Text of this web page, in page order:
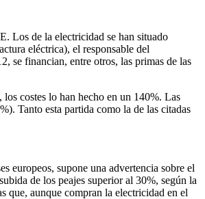
Los de la electricidad se han situado
eléctrica), el responsable del
se financian, entre otros, las primas de las
costes lo han hecho en un 140%. Las
Tanto esta partida como la de las citadas
europeos, supone una advertencia sobre el
de los peajes superior al 30%, según la
que, aunque compran la electricidad en el